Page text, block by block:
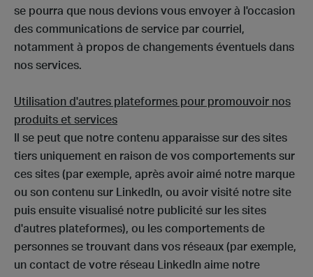
se pourra que nous devions vous envoyer à l'occasion
des communications de service par courriel,
notamment à propos de changements éventuels dans
nos services.
Utilisation d'autres plateformes pour promouvoir nos
produits et services
Il se peut que notre contenu apparaisse sur des sites
tiers uniquement en raison de vos comportements sur
ces sites (par exemple, après avoir aimé notre marque
ou son contenu sur LinkedIn, ou avoir visité notre site
puis ensuite visualisé notre publicité sur les sites
d'autres plateformes), ou les comportements de
personnes se trouvant dans vos réseaux (par exemple,
un contact de votre réseau LinkedIn aime notre